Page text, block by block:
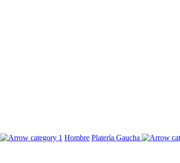
Hombre Platería Gaucha